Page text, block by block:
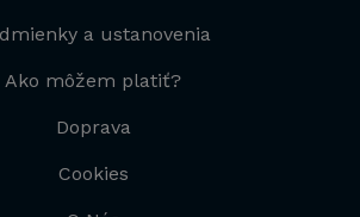
a ustanovenia
Ako môžem platiť?
Doprava
Cookies